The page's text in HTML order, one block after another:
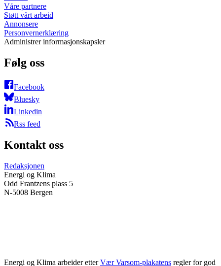
Våre partnere
Støtt vårt arbeid
Annonsere
Personvernerklæring
Administrer informasjonskapsler
Følg oss
Facebook
Bluesky
Linkedin
Rss feed
Kontakt oss
Redaksjonen
Energi og Klima
Odd Frantzens plass 5
N-5008 Bergen
Energi og Klima arbeider etter Vær Varsom-plakatens regler for god